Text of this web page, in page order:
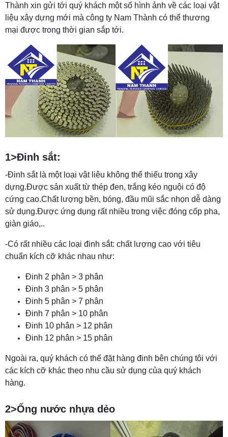
Thành xin gửi tới quý khách một số hình ảnh về các loại vật
liệu xây dựng mới mà công ty Nam Thành có thể thương
mại được trong thời gian sắp tới.
1>Đinh sắt:
-Đinh sắt là một loại vật liêu không thể thiếu trong xây
dựng.Được sản xuất từ thép đen, trắng kéo nguội có độ
cứng cao.Chất lượng bền, bóng, đầu mũi sắc nhọn dễ dàng
sử dụng.Được ứng dụng rất nhiều trong việc đóng cốp pha,
giàn giáo,..
-Có rất nhiều các loại đinh sắt: chất lượng cao với tiêu
chuẩn kích cỡ khác nhau như:
Đinh 2 phân > 3 phân
Đinh 3 phân > 5 phân
Đinh 5 phân > 7 phân
Đinh 7 phân > 10 phân
Đinh 10 phân > 12 phân
Đinh 12 phân > 15 phân
Ngoài ra, quý khách có thể đặt hàng đinh bên chúng tôi với
các kích cỡ khác theo nhu cầu sử dụng của quý khách
hàng.
2>Ống nước nhựa dẻo